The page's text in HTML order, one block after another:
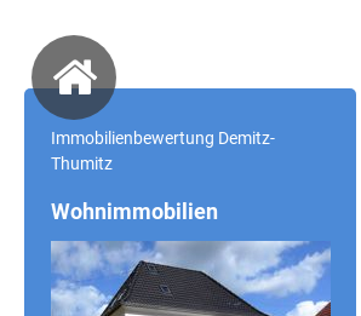
Immobilienbewertung Demitz-
Thumitz
Wohnimmobilien